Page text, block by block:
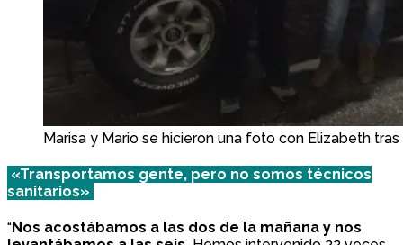
Marisa y Mario se hicieron una foto con Elizabeth
«Transportamos gente, pero no somos técnicos
sanitarios»
“Nos acostábamos a las dos de la mañana y nos